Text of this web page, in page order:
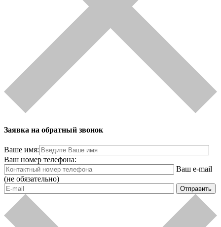
Заявка на обратный звонок
Ваше имя:
Ваш номер телефона:
Ваш e-mail
(не обязательно)